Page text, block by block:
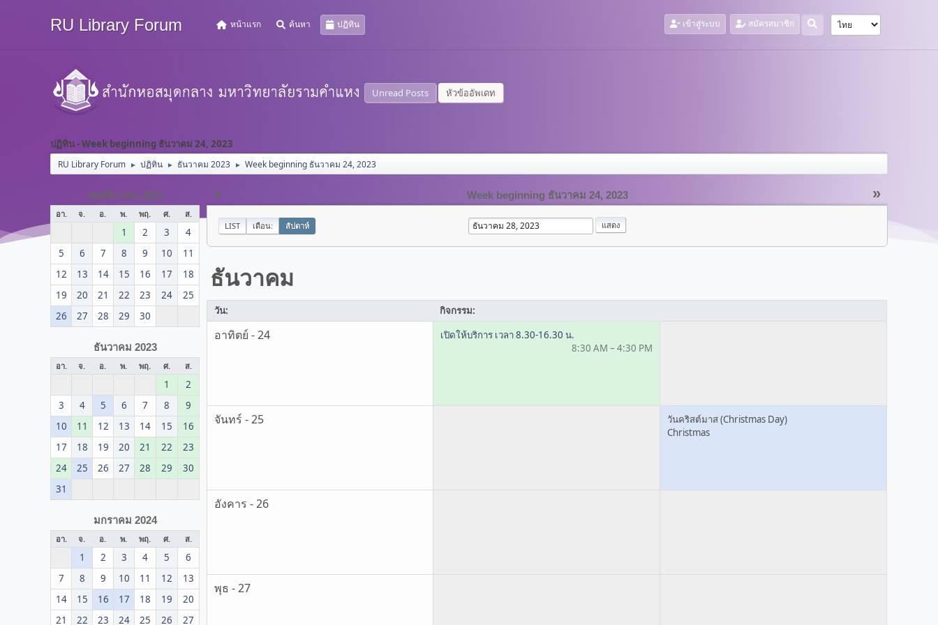
RU Library Forum หน้าแรก ค้นหา ปฏิทิน เข้าสู่ระบบ สมัครสมาชิก
Unread Posts หัวข้ออัพเดท
ปฏิทิน - Week beginning ธันวาคม 24, 2023
RU Library Forum ► ปฏิทิน ► ธันวาคม 2023 ► Week beginning ธันวาคม 24, 2023
พฤศจิกายน 2023
อา. จ. อ. พ. พฤ. ศ. ส.
1 2 3
4
5
6 7 8 9 10
11
12
13 14 15 16 17
18
19
20 21 22 23 24
25
26
27 28 29 30
ธันวาคม 2023
อา. จ. อ. พ. พฤ. ศ. ส.
1
2
3
4 5 6 7 8
9
10
11 12 13 14 15
16
17
18 19 20 21 22
23
24
25 26 27 28 29
30
31
มกราคม 2024
อา. จ. อ. พ. พฤ. ศ. ส.
1 2 3 4 5
6
7
8 9 10 11 12
13
14
15 16 17 18 19
20
21
22 23 24 25 26
27
« »
Week beginning ธันวาคม 24, 2023
LIST เดือน: สัปดาห์
ธันวาคม
วัน: กิจกรรม:
อาทิตย์ - 24
เปิดให้บริการ เวลา 8.30-16.30 น.
8:30 AM – 4:30 PM
จันทร์ - 25
วันคริสต์มาส (Christmas Day)
Christmas
อังคาร - 26
พุธ - 27